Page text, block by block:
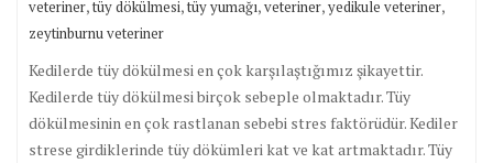
veteriner,tüy dökülmesi,tüy yumağı,veteriner,yedikule veteriner,
zeytinburnu veteriner
Kedilerde tüy dökülmesi en çok karşılaştığımız şikayettir.
Kedilerde tüy dökülmesi birçok sebeple olmaktadır. Tüy
dökülmesinin en çok rastlanan sebebi stres faktörüdür. Kediler
strese girdiklerinde tüy dökümleri kat ve kat artmaktadır. Tüy